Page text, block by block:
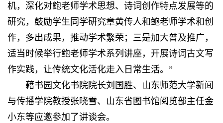
机，深化对鲍老师学术思想、诗词创作特点发展等的
研究，鼓励学生同学研究章黄传人和鲍老师学术和创
作，多出成果，推动学术繁荣；三是加大普及推广，
适当时候举行鲍老师学术系列讲座，开展诗词古文写
作实践，让传统文化活化走入日常生活。”
藉书园文化书院院长刘国胜、山东师范大学新闻
与传播学院教授张晓雪、山东省图书馆阅览部主任金
小东等应邀参加了讲谈会。